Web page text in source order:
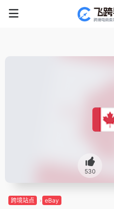
530
跨境站点 eBay